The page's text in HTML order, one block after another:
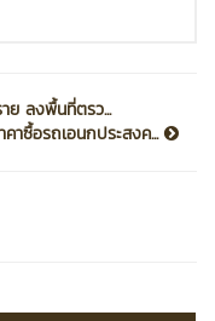
ย ลงพื้นที่ตรว...
าซื้อรถเอนกประสงค...